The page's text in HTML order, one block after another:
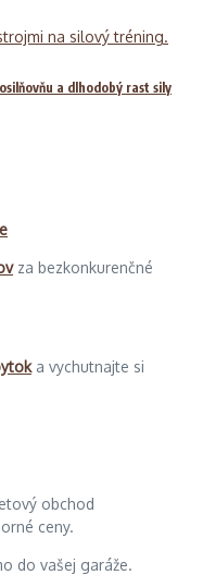
a dlhodobý rast sily
za bezkonkurenčné
a vychutnajte si
obchod
ceny.
do vašej garáže.